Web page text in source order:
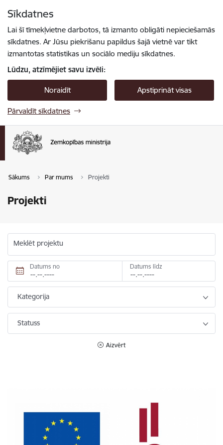
Sīkdatnes
Lai šī tīmekļvietne darbotos, tā izmanto obligāti nepieciešamās
sīkdatnes. Ar Jūsu piekrišanu papildus šajā vietnē var tikt
izmantotas statistikas un sociālo mediju sīkdatnes.
Lūdzu, atzīmējiet savu izvēli:
Noraidīt Apstiprināt visas
Pārvaldīt sīkdatnes
Sākums Par mums Projekti
Projekti
Meklēt projektu
Datums no Datums līdz
Kategorija
Statuss
Aizvērt